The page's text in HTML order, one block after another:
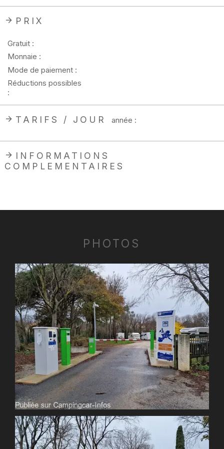
PRIX
Gratuit :
Monnaie :
Mode de paiement :
Réductions possibles
:
TARIFS / JOUR année :
INFORMATIONS
COMPLEMENTAIRES
PHOTOS